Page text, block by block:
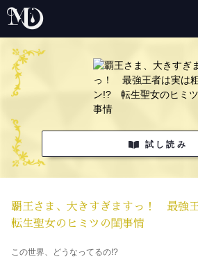
試し読み
覇王さま、大きすぎますっ！ 最強
転生聖女のヒミツの閨事情
この世界、どうなってるの!?